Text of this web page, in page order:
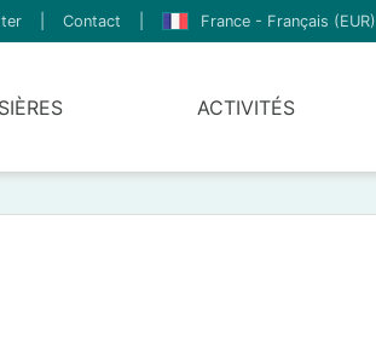
Contact France - Français (EUR)
ACTIVITÉS